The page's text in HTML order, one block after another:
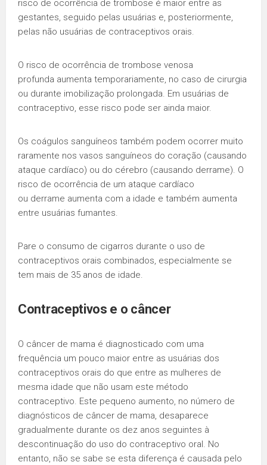
risco de ocorrência de trombose é maior entre as
gestantes, seguido pelas usuárias e, posteriormente,
pelas não usuárias de contraceptivos orais.
O risco de ocorrência de trombose venosa
profunda aumenta temporariamente, no caso de cirurgia
ou durante imobilização prolongada. Em usuárias de
contraceptivo, esse risco pode ser ainda maior.
Os coágulos sanguíneos também podem ocorrer muito
raramente nos vasos sanguíneos do coração (causando
ataque cardíaco) ou do cérebro (causando derrame). O
risco de ocorrência de um ataque cardíaco
ou derrame aumenta com a idade e também aumenta
entre usuárias fumantes.
Pare o consumo de cigarros durante o uso de
contraceptivos orais combinados, especialmente se
tem mais de 35 anos de idade.
Contraceptivos e o câncer
O câncer de mama é diagnosticado com uma
frequência um pouco maior entre as usuárias dos
contraceptivos orais do que entre as mulheres de
mesma idade que não usam este método
contraceptivo. Este pequeno aumento, no número de
diagnósticos de câncer de mama, desaparece
gradualmente durante os dez anos seguintes à
descontinuação do uso do contraceptivo oral. No
entanto, não se sabe se esta diferença é causada pelo